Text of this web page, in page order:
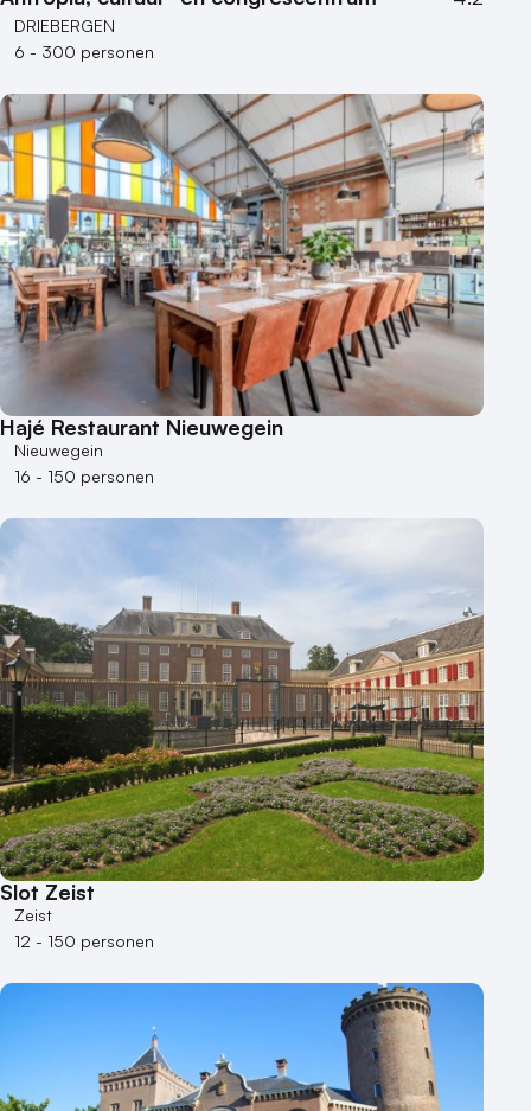
DRIEBERGEN
6 - 300 personen
Hajé Restaurant Nieuwegein
Nieuwegein
16 - 150 personen
Slot Zeist
Zeist
12 - 150 personen